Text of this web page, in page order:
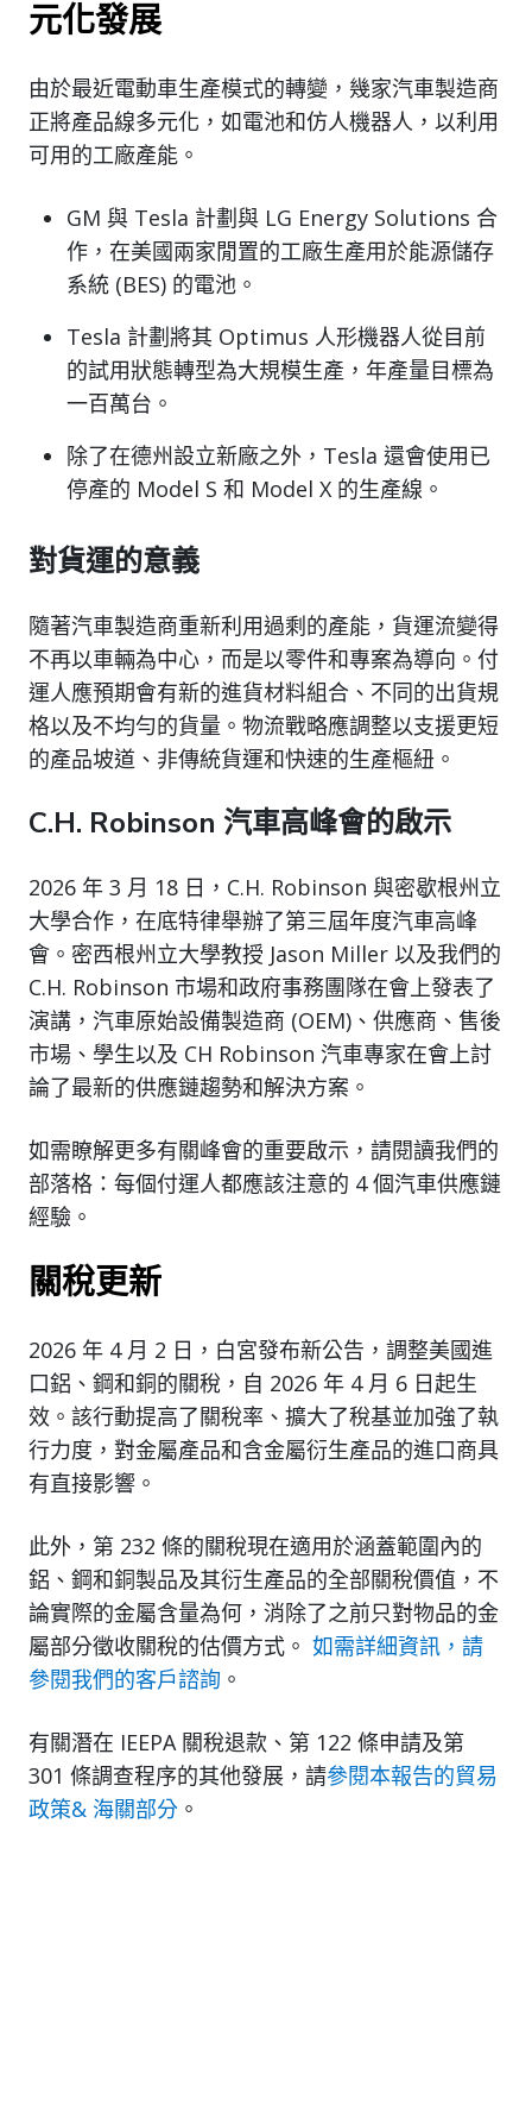
元化發展
由於最近電動車生產模式的轉變，幾家汽車製造商
正將產品線多元化，如電池和仿人機器人，以利用
可用的工廠產能。
GM 與 Tesla 計劃與 LG Energy Solutions 合
作，在美國兩家閒置的工廠生產用於能源儲存
系統 (BES) 的電池。
Tesla 計劃將其 Optimus 人形機器人從目前
的試用狀態轉型為大規模生產，年產量目標為
一百萬台。
除了在德州設立新廠之外，Tesla 還會使用已
停產的 Model S 和 Model X 的生產線。
對貨運的意義
隨著汽車製造商重新利用過剩的產能，貨運流變得
不再以車輛為中心，而是以零件和專案為導向。付
運人應預期會有新的進貨材料組合、不同的出貨規
格以及不均勻的貨量。物流戰略應調整以支援更短
的產品坡道、非傳統貨運和快速的生產樞紐。
C.H. Robinson 汽車高峰會的啟示
2026 年 3 月 18 日，C.H. Robinson 與密歇根州立
大學合作，在底特律舉辦了第三屆年度汽車高峰
會。密西根州立大學教授 Jason Miller 以及我們的
C.H. Robinson 市場和政府事務團隊在會上發表了
演講，汽車原始設備製造商 (OEM)、供應商、售後
市場、學生以及 CH Robinson 汽車專家在會上討
論了最新的供應鏈趨勢和解決方案。
如需瞭解更多有關峰會的重要啟示，請閱讀我們的
部落格：每個付運人都應該注意的 4 個汽車供應鏈
經驗。
關稅更新
2026 年 4 月 2 日，白宮發布新公告，調整美國進
口鋁、鋼和銅的關稅，自 2026 年 4 月 6 日起生
效。該行動提高了關稅率、擴大了稅基並加強了執
行力度，對金屬產品和含金屬衍生產品的進口商具
有直接影響。
此外，第 232 條的關稅現在適用於涵蓋範圍內的
鋁、鋼和銅製品及其衍生產品的全部關稅價值，不
論實際的金屬含量為何，消除了之前只對物品的金
屬部分徵收關稅的估價方式。 如需詳細資訊，請
參閱我們的客戶諮詢 。
有關潛在 IEEPA 關稅退款、第 122 條申請及第
301 條調查程序的其他發展，請參閱本報告的貿易
政策& 海關部分 。